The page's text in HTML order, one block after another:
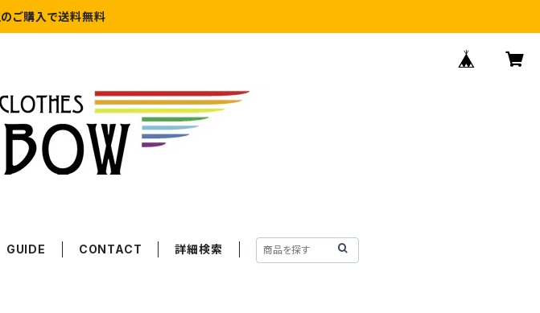
ご購入で送料無料
GUIDE CONTACT 詳細検索